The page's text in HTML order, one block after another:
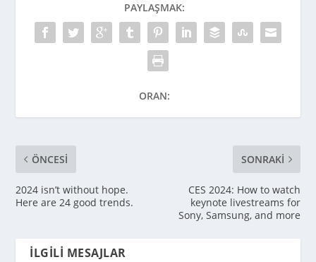
PAYLAŞMAK:
ORAN:
ÖNCESI
2024 isn’t without hope.
Here are 24 good trends.
SONRAKI
CES 2024: How to watch
keynote livestreams for
Sony, Samsung, and more
İLGILI MESAJLAR